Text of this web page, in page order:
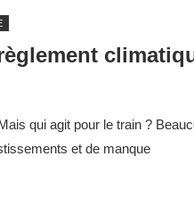
qui agit pour le train ?
et de manque